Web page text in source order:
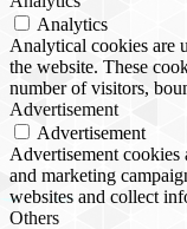
Analytics
Analytical cookies are
the website. These
number of visitors,
Advertisement
Advertisement
Advertisement cookies
and marketing
websites and collect
Others